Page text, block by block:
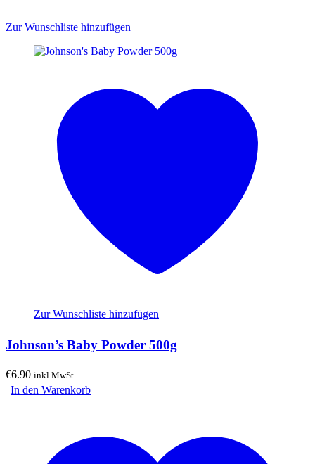
Zur Wunschliste hinzufügen
Zur Wunschliste hinzufügen
Johnson’s Baby Powder 500g
€6.90 inkl.MwSt
In den Warenkorb